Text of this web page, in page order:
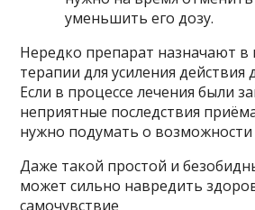
уменьшить его дозу.
Нередко препарат назначают в
терапии для усиления действия
Если в процессе лечения были
неприятные последствия
нужно подумать о возможности
Даже такой простой и
может сильно навредить
самочувствие